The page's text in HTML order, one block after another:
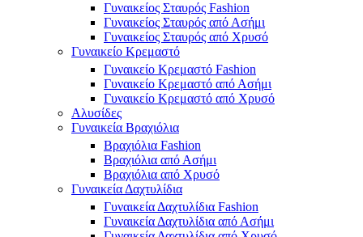
Γυναικείος Σταυρός Fashion
Γυναικείος Σταυρός από Ασήμι
Γυναικείος Σταυρός από Χρυσό
Γυναικείο Κρεμαστό
Γυναικείο Κρεμαστό Fashion
Γυναικείο Κρεμαστό από Ασήμι
Γυναικείο Κρεμαστό από Χρυσό
Αλυσίδες
Γυναικεία Βραχιόλια
Βραχιόλια Fashion
Βραχιόλια από Ασήμι
Βραχιόλια από Χρυσό
Γυναικεία Δαχτυλίδια
Γυναικεία Δαχτυλίδια Fashion
Γυναικεία Δαχτυλίδια από Ασήμι